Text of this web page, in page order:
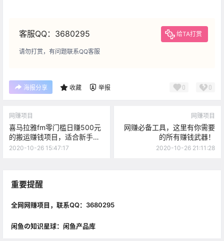
客服QQ：3680295 给TA打赏
请勿打赏，有问题联系QQ客服
海报分享 收藏 举报 0 0
网赚项目
喜马拉雅fm零门槛日赚500元
的搬运赚钱项目，适合新手操
作
2020-10-26 15:47:17
网赚项目
网赚必备工具，这里有你需要
的所有赚钱武器！
2020-10-26 21:11:28
重要提醒
全网网赚项目，联系QQ：3680295
闲鱼の知识星球：闲鱼产品库